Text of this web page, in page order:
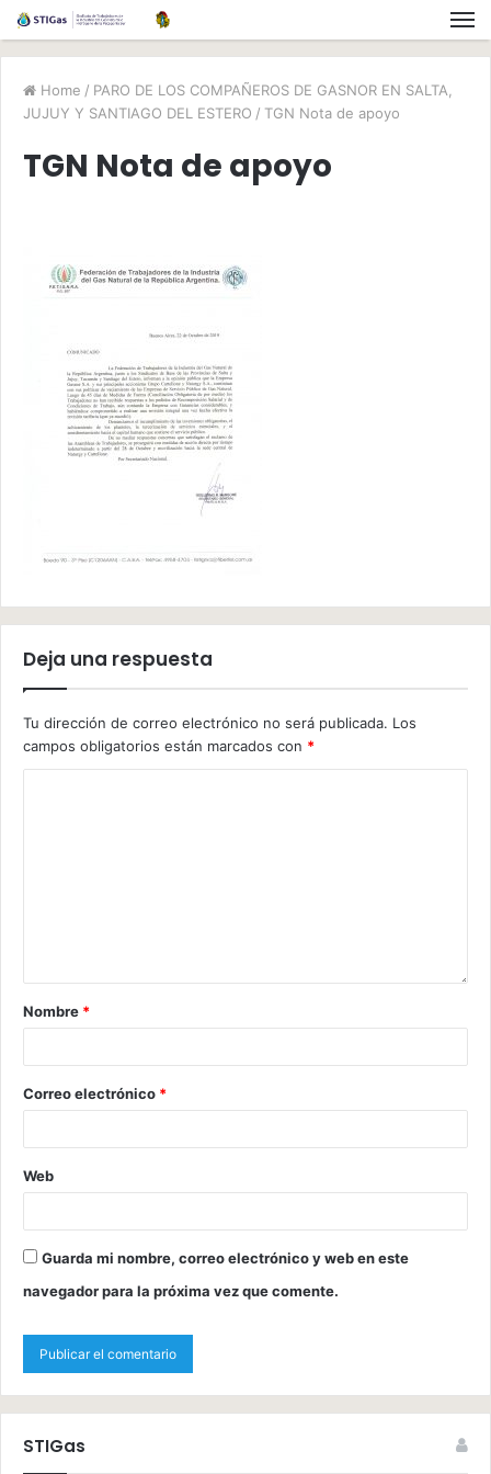
Home / PARO DE LOS COMPAÑEROS DE GASNOR EN SALTA,
JUJUY Y SANTIAGO DEL ESTERO / TGN Nota de apoyo
TGN Nota de apoyo
Deja una respuesta
Tu dirección de correo electrónico no será publicada. Los
campos obligatorios están marcados con *
Nombre *
Correo electrónico *
Web
Guarda mi nombre, correo electrónico y web en este
navegador para la próxima vez que comente.
STIGas